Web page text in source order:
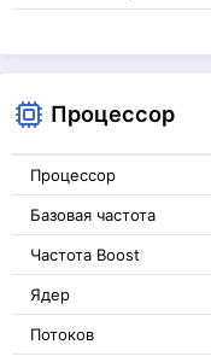
Процессор
Процессор
Базовая частота
Частота Boost
Ядер
Потоков